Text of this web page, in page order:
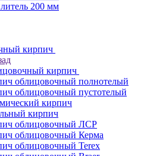
200 мм
кирпич
кирпич
облицовочный полнотелый
облицовочный пустотелый
кирпич
кирпич
облицовочный ЛСР
облицовочный Керма
облицовочный Terex